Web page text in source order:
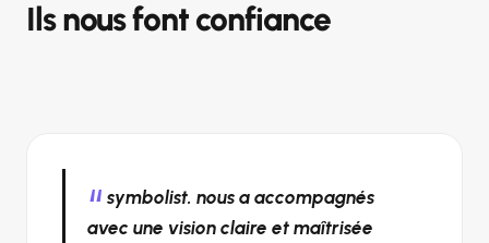
Ils nous font confiance
symbolist. nous a accompagnés
avec une vision claire et maîtrisée